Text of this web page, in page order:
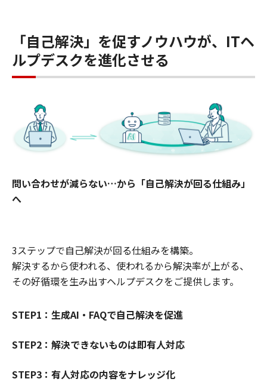
「自己解決」を促すノウハウが、ITヘ
ルプデスクを進化させる
問い合わせが減らない…から「自己解決が回る仕組み」
へ
3ステップで自己解決が回る仕組みを構築。
解決するから使われる、使われるから解決率が上がる、
その好循環を生み出すヘルプデスクをご提供します。
STEP1：生成AI・FAQで自己解決を促進
STEP2：解決できないものは即有人対応
STEP3：有人対応の内容をナレッジ化